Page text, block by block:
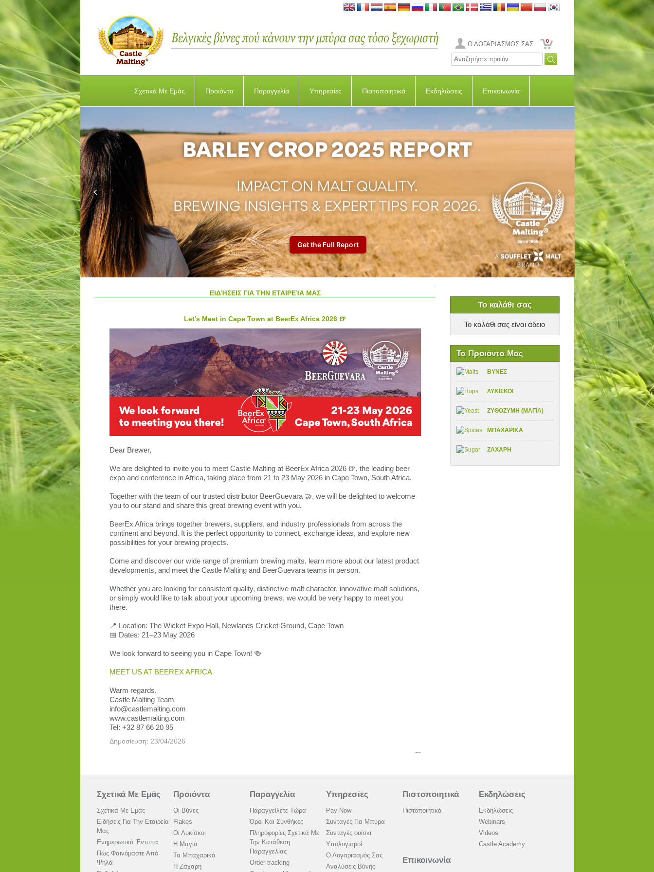
Ο ΛΟΓΑΡΙΑΣΜΟΣ ΣΑΣ 0
Σχετικά Με Εμάς Προιόντα Παραγγελία Υπηρεσίες Πιστοποιητικά Εκδηλώσεις Επικοινωνία
Το καλάθι σας
Το καλάθι σας είναι άδειο
Τα Προιόντα Μας
ΒΥΝΕΣ
ΛΥΚΙΣΚΟΙ
ΖΥΘΟΖΥΜΗ (ΜΑΓΙΑ)
ΜΠΑΧΑΡΙΚΑ
ΖΑΧΑΡΗ
ΕΙΔΉΣΕΙΣ ΓΙΑ ΤΗΝ ΕΤΑΙΡΕΊΑ ΜΑΣ
Let’s Meet in Cape Town at BeerEx Africa 2026 🍺
Dear Brewer,
We are delighted to invite you to meet Castle Malting at BeerEx Africa 2026 🍺, the leading beer
expo and conference in Africa, taking place from 21 to 23 May 2026 in Cape Town, South Africa.
Together with the team of our trusted distributor BeerGuevara 🤝, we will be delighted to welcome
you to our stand and share this great brewing event with you.
BeerEx Africa brings together brewers, suppliers, and industry professionals from across the
continent and beyond. It is the perfect opportunity to connect, exchange ideas, and explore new
possibilities for your brewing projects.
Come and discover our wide range of premium brewing malts, learn more about our latest product
developments, and meet the Castle Malting and BeerGuevara teams in person.
Whether you are looking for consistent quality, distinctive malt character, innovative malt solutions,
or simply would like to talk about your upcoming brews, we would be very happy to meet you
there.
📍 Location: The Wicket Expo Hall, Newlands Cricket Ground, Cape Town
📅 Dates: 21–23 May 2026
We look forward to seeing you in Cape Town! 🍻
MEET US AT BEEREX AFRICA
Warm regards,
Castle Malting Team
info@castlemalting.com
www.castlemalting.com
Tel: +32 87 66 20 95
Δημοσίευση: 23/04/2026
...
Σχετικά Με Εμάς
Σχετικά Με Εμάς
Ειδήσεις Για Την Εταιρεία
Μας
Ενημερωτικά Έντυπα
Πώς Φαινόμαστε Από
Ψηλά
Προιόντα
Οι Βύνες
Flakes
Οι Λυκίσκοι
Η Μαγιά
Τα Μπαχαρικά
Η Ζάχαρη
Παραγγελία
Παραγγείλετε Τώρα
Όροι Και Συνθήκες
Πληροφορίες Σχετικά Με
Την Κατάθεση
Παραγγελίας
Order tracking
Υπηρεσίες
Pay Now
Συνταγές Για Μπύρα
Συνταγές ουίσκι
Υπολογισμοί
Ο Λογαριασμός Σας
Αναλύσεις Βύνης
Πιστοποιητικά
Πιστοποιητικά
Εκδηλώσεις
Εκδηλώσεις
Webinars
Videos
Castle Academy
Επικοινωνία